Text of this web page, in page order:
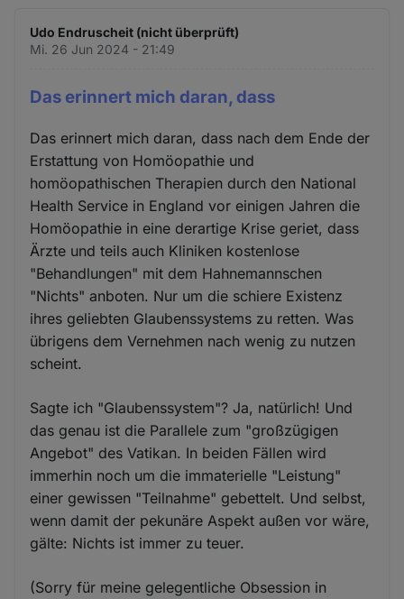
Udo Endruscheit (nicht überprüft)
Mi. 26 Jun 2024 - 21:49
Das erinnert mich daran, dass
Das erinnert mich daran, dass nach dem Ende der
Erstattung von Homöopathie und
homöopathischen Therapien durch den National
Health Service in England vor einigen Jahren die
Homöopathie in eine derartige Krise geriet, dass
Ärzte und teils auch Kliniken kostenlose
"Behandlungen" mit dem Hahnemannschen
"Nichts" anboten. Nur um die schiere Existenz
ihres geliebten Glaubenssystems zu retten. Was
übrigens dem Vernehmen nach wenig zu nutzen
scheint.
Sagte ich "Glaubenssystem"? Ja, natürlich! Und
das genau ist die Parallele zum "großzügigen
Angebot" des Vatikan. In beiden Fällen wird
immerhin noch um die immaterielle "Leistung"
einer gewissen "Teilnahme" gebettelt. Und selbst,
wenn damit der pekunäre Aspekt außen vor wäre,
gälte: Nichts ist immer zu teuer.
(Sorry für meine gelegentliche Obsession in